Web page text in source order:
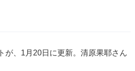
が、1月20日に更新。清原果耶さん